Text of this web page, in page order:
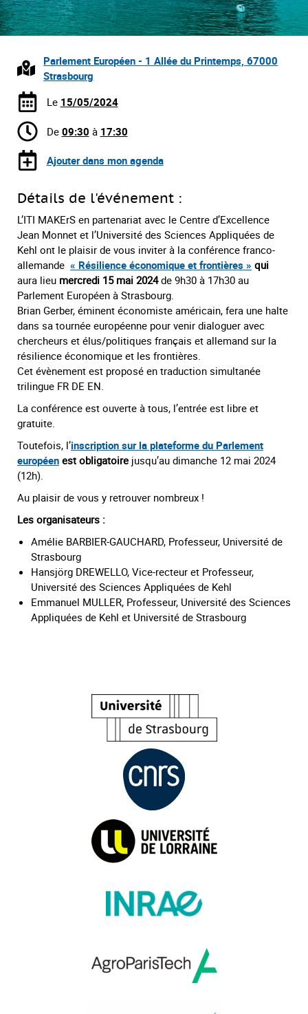
Parlement Européen - 1 Allée du Printemps, 67000
Strasbourg
Le 15/05/2024
De 09:30 à 17:30
Ajouter dans mon agenda
Détails de l'événement :
L’ITI MAKErS en partenariat avec le Centre d’Excellence
Jean Monnet et l’Université des Sciences Appliquées de
Kehl ont le plaisir de vous inviter à la conférence franco-
allemande « Résilience économique et frontières » qui
aura lieu mercredi 15 mai 2024de 9h30 à 17h30 au
Parlement Européen à Strasbourg.
Brian Gerber, éminent économiste américain, fera une halte
dans sa tournée européenne pour venir dialoguer avec
chercheurs et élus/politiques français et allemand sur la
résilience économique et les frontières.
Cet évènement est proposé en traduction simultanée
trilingue FR DE EN.
La conférence est ouverte à tous, l’entrée est libre et
gratuite.
Toutefois, l’inscription sur la plateforme du Parlement
européen est obligatoire jusqu’au dimanche 12 mai 2024
(12h).
Au plaisir de vous y retrouver nombreux !
Les organisateurs :
Amélie BARBIER-GAUCHARD, Professeur, Université de
Strasbourg
Hansjörg DREWELLO, Vice-recteur et Professeur,
Université des Sciences Appliquées de Kehl
Emmanuel MULLER, Professeur, Université des Sciences
Appliquées de Kehl et Université de Strasbourg